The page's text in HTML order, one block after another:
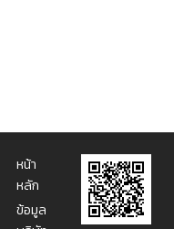
หน้า
หลัก
ข้อมูล